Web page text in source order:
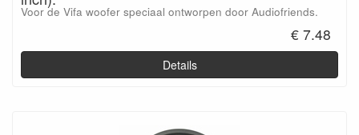
Voor de Vifa woofer speciaal ontworpen door Audiofriends.
€ 7.48
Details